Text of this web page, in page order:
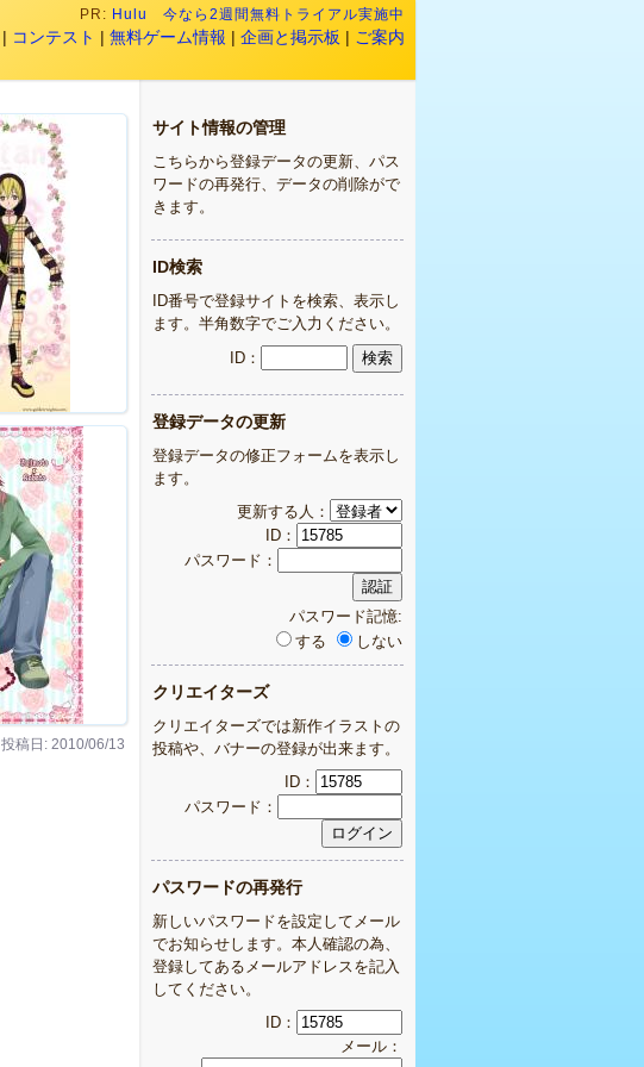
PR: Hulu 今なら2週間無料トライアル実施中
| コンテスト | 無料ゲーム情報 | 企画と掲示板 | ご案内
投稿日: 2010/06/13
サイト情報の管理
こちらから登録データの更新、パス
ワードの再発行、データの削除がで
きます。
ID検索
ID番号で登録サイトを検索、表示し
ます。半角数字でご入力ください。
ID：
登録データの更新
登録データの修正フォームを表示し
ます。
更新する人：
ID：
パスワード：
パスワード記憶:
する
しない
クリエイターズ
クリエイターズでは新作イラストの
投稿や、バナーの登録が出来ます。
ID：
パスワード：
パスワードの再発行
新しいパスワードを設定してメール
でお知らせします。本人確認の為、
登録してあるメールアドレスを記入
してください。
ID：
メール：